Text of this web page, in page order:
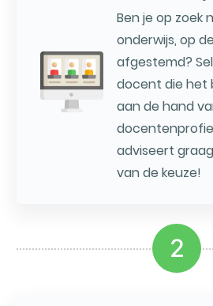
Ben je op zoek
onderwijs, op
afgestemd?
docent die het
aan de hand
adviseert
van de keuze!
2